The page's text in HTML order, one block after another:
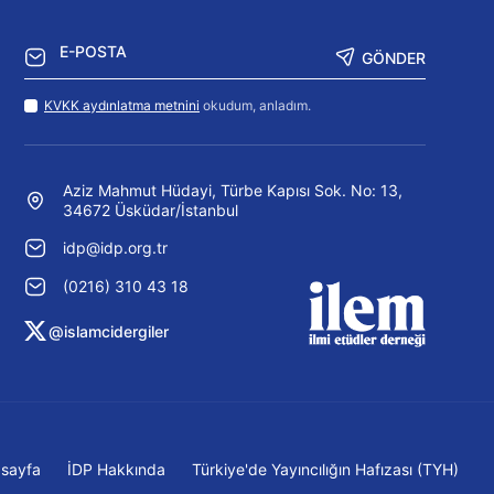
GÖNDER
KVKK aydınlatma metnini okudum, anladım.
Aziz Mahmut Hüdayi, Türbe Kapısı Sok. No: 13,
34672 Üsküdar/İstanbul
idp@idp.org.tr
(0216) 310 43 18
@islamcidergiler
İDP Hakkında Türkiye'de Yayıncılığın Hafızası (TYH)